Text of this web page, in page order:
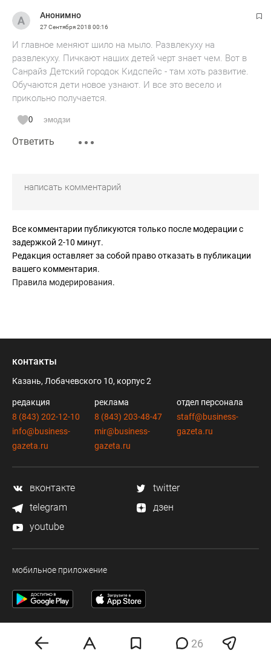
Анонимно
27 Сентября 2018 00:16
И главное меняют шило на мыло. Развлекуху на
развлекуху. Пичкают наших детей черт знает чем. Вот в
Санрайз Детский городок Кидспейс - там хоть развитие.
Обучаются дети новое узнают. И все это весело и
прикольно получается.
0 эмодзи
Ответить
Все комментарии публикуются только после модерации с
задержкой 2-10 минут.
Редакция оставляет за собой право отказать в публикации
вашего комментария.
Правила модерирования.
26
контакты
Казань, Лобачевского 10, корпус 2
редакция
8 (843) 202-12-10
info@business-
gazeta.ru
реклама
8 (843) 203-48-47
mir@business-
gazeta.ru
отдел персонала
staff@business-
gazeta.ru
вконтакте
twitter
telegram
дзен
youtube
мобильное приложение
Деловая электронная газета «Бизнес Online» (на связи).